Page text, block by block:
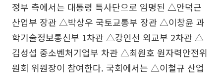
정부 측에서는 대통령 특사단으로 임명된 △안덕근
산업부 장관 △박상우 국토교통부 장관 △이창윤 과
학기술정보통신부 1차관 △강인선 외교부 2차관 △
김성섭 중소벤처기업부 차관 △최원호 원자력안전위
원회 위원장이 참여한다. 국회에서는 △이철규 산업